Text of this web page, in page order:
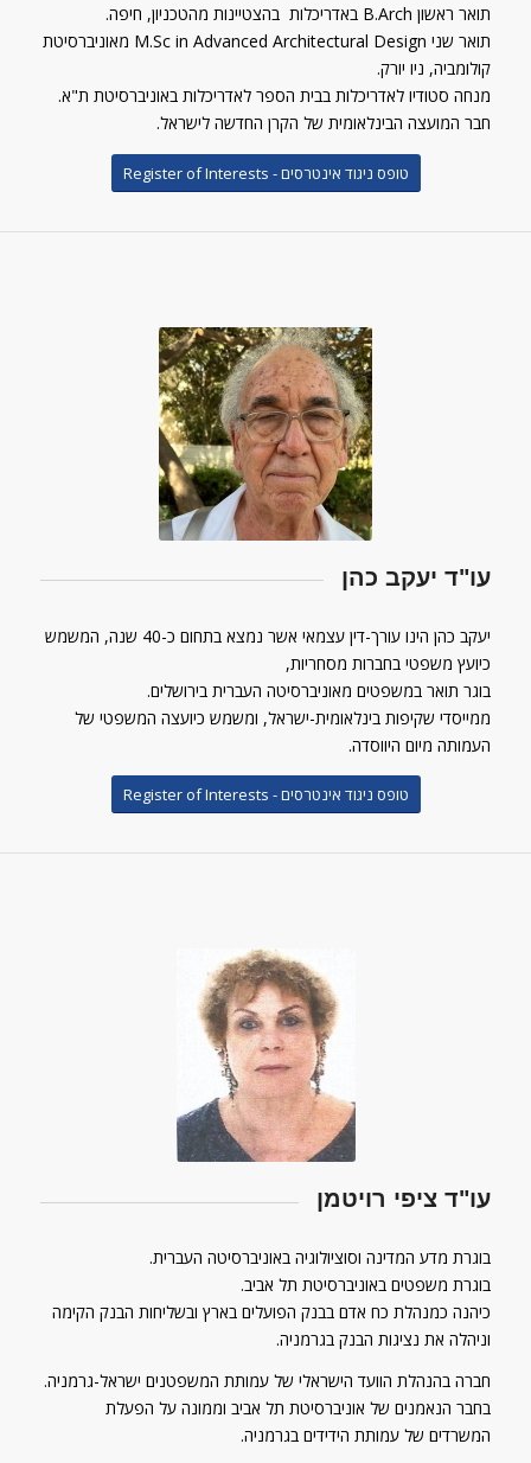
תואר ראשון B.Arch באדריכלות בהצטיינות מהטכניון, חיפה.
תואר שני M.Sc in Advanced Architectural Design מאוניברסיטת
קולומביה, ניו יורק.
מנחה סטודיו לאדריכלות בבית הספר לאדריכלות באוניברסיטת ת"א.
חבר המועצה הבינלאומית של הקרן החדשה לישראל.
טופס ניגוד אינטרסים - Register of Interests
עו"ד יעקב כהן
יעקב כהן הינו עורך-דין עצמאי אשר נמצא בתחום כ-40 שנה, המשמש
כיועץ משפטי בחברות מסחריות,
בוגר תואר במשפטים מאוניברסיטה העברית בירושלים.
ממייסדי שקיפות בינלאומית-ישראל, ומשמש כיועצה המשפטי של
העמותה מיום היווסדה.
טופס ניגוד אינטרסים - Register of Interests
עו"ד ציפי רויטמן
בוגרת מדע המדינה וסוציולוגיה באוניברסיטה העברית.
בוגרת משפטים באוניברסיטת תל אביב.
כיהנה כמנהלת כח אדם בבנק הפועלים בארץ ובשליחות הבנק הקימה
וניהלה את נציגות הבנק בגרמניה.
חברה בהנהלת הוועד הישראלי של עמותת המשפטנים ישראל-גרמניה.
בחבר הנאמנים של אוניברסיטת תל אביב וממונה על הפעלת
המשרדים של עמותת הידידים בגרמניה.